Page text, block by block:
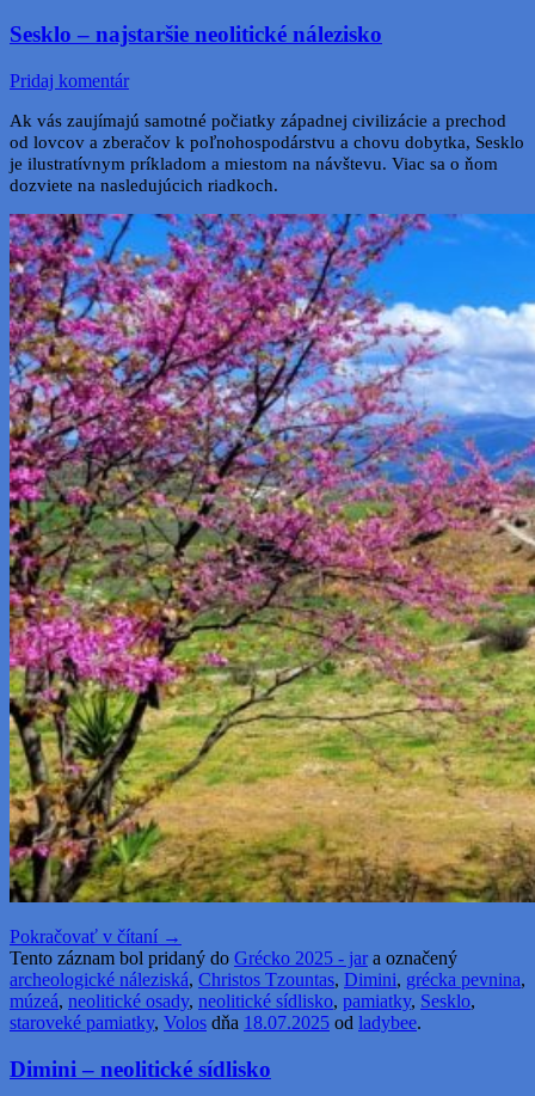
Sesklo – najstaršie neolitické nálezisko
Pridaj komentár
Ak vás zaujímajú samotné počiatky západnej civilizácie a prechod
od lovcov a zberačov k poľnohospodárstvu a chovu dobytka, Sesklo
je ilustratívnym príkladom a miestom na návštevu. Viac sa o ňom
dozviete na nasledujúcich riadkoch.
Pokračovať v čítaní →
Tento záznam bol pridaný do Grécko 2025 - jar a označený
archeologické náleziská, Christos Tzountas, Dimini, grécka pevnina,
múzeá, neolitické osady, neolitické sídlisko, pamiatky, Sesklo,
staroveké pamiatky, Volos dňa 18.07.2025 od ladybee.
Dimini – neolitické sídlisko